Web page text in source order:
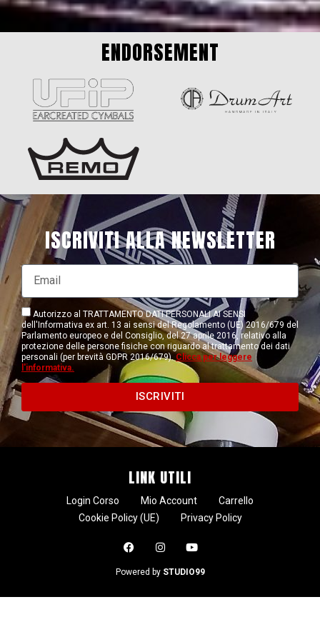
ENDORSEMENT
ISCRIVITI ALLA NEWSLETTER
Autorizzo al TRATTAMENTO DATI PERSONALI AI SENSI
dell'Informativa ex art. 13 ai sensi del Regolamento (UE) 2016/679 del
Parlamento europeo e del Consiglio, del 27 aprile 2016, relativo alla
protezione delle persone fisiche con riguardo al trattamento dei dati
personali (per brevità GDPR 2016/679). Clicca per leggere
l'informativa.
ISCRIVITI
LINK UTILI
Login Corso Mio Account
Carrello
Cookie Policy (UE)
Privacy Policy
Powered by STUDIO99